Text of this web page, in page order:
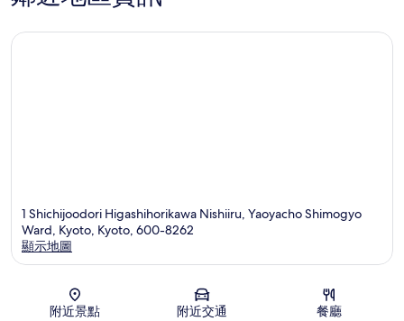
1 Shichijoodori Higashihorikawa Nishiiru, Yaoyacho Shimogyo
Ward, Kyoto, Kyoto, 600-8262
顯示地圖
附近景點 附近交通 餐廳